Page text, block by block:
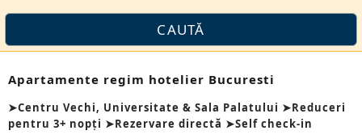
Apartamente regim hotelier Bucuresti
➤Centru Vechi, Universitate & Sala Palatului ➤Reduceri
pentru 3+ nopți ➤Rezervare directă ➤Self check-in